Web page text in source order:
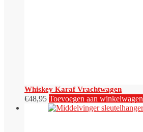
Whiskey Karaf Vrachtwagen
€48,95 Toevoegen aan winkelwagen